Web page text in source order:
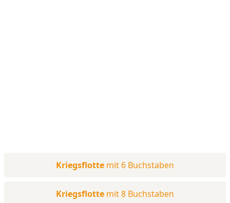
Kriegsflotte mit 6 Buchstaben
Kriegsflotte mit 8 Buchstaben